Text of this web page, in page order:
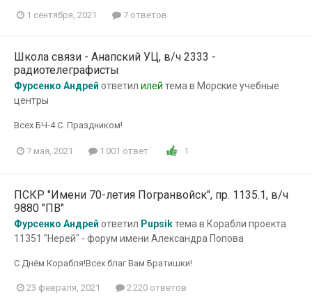
1 сентября, 2021 7 ответов
Школа связи - Анапский УЦ, в/ч 2333 -
радиотелеграфисты
Фурсенко Андрей ответил илей тема в Морские учебные
центры
Всех БЧ-4 С. Праздником!
7 мая, 2021 1 001 ответ 1
ПСКР "Имени 70-летия Погранвойск", пр. 1135.1, в/ч
9880 "ПВ"
Фурсенко Андрей ответил Pupsikтема в Корабли проекта
11351 "Нерей" - форум имени Александра Попова
С Днём Корабля!Всех благ Вам Братишки!
23 февраля, 2021 2 220 ответов